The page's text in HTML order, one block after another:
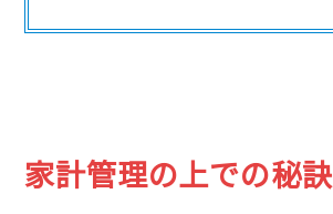
家計管理の上での秘訣